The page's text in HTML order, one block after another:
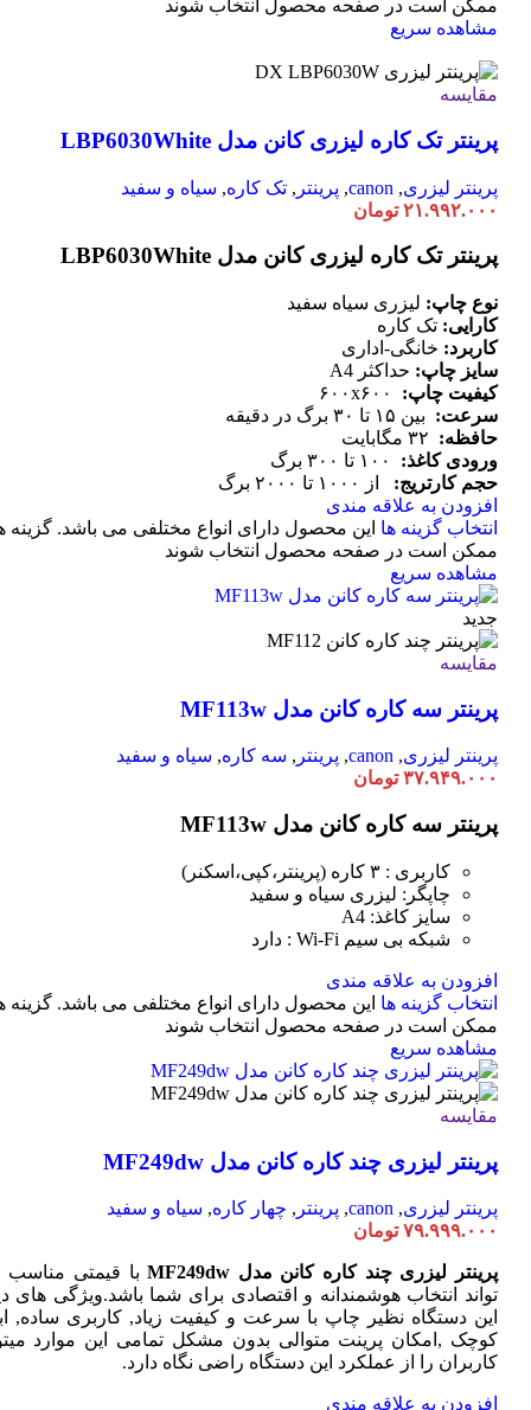
ممکن است در صفحه محصول انتخاب شوند
مشاهده سریع
مقایسه
پرینتر تک کاره لیزری کانن مدل LBP6030White
پرینتر لیزری,
canon
, پرینتر , تک کاره, سیاه و سفید
۲۱.۹۹۲.۰۰۰ تومان
پرینتر تک کاره لیزری کانن مدل LBP6030White
نوع چاپ: لیزری سیاه سفید
کارایی: تک کاره
کاربرد: خانگی-اداری
سایز چاپ: حداکثر A4
کیفیت چاپ:
۶۰۰x۶۰۰
سرعت: بین ۱۵ تا ۳۰ برگ در دقیقه
حافظه: ۳۲ مگابایت
ورودی کاغذ:
۱۰۰ تا ۳۰۰ برگ
حجم کارتریج:
از ۱۰۰۰ تا ۲۰۰۰ برگ
افزودن به علاقه مندی
انتخاب گزینه ها این محصول دارای انواع مختلفی می باشد. گزینه
ممکن است در صفحه محصول انتخاب شوند
مشاهده سریع
جدید
مقایسه
پرینتر سه کاره کانن مدل MF113w
پرینتر لیزری,
canon
, پرینتر , سه کاره, سیاه و سفید
۳۷.۹۴۹.۰۰۰ تومان
پرینتر سه کاره کانن مدل MF113w
کاربری : ۳ کاره (پرینتر،کپی،اسکنر)
چاپگر: لیزری سیاه و سفید
سایز کاغذ: A4
شبکه بی سیم Wi-Fi : دارد
افزودن به علاقه مندی
انتخاب گزینه ها این محصول دارای انواع مختلفی می باشد. گزینه
ممکن است در صفحه محصول انتخاب شوند
مشاهده سریع
مقایسه
پرینتر لیزری چند کاره کانن مدل MF249dw
پرینتر لیزری,
canon
, پرینتر , چهار کاره, سیاه و سفید
۷۹.۹۹۹.۰۰۰ تومان
پرینتر لیزری چند کاره کانن مدل MF249dw
با قیمتی
تواند انتخاب هوشمندانه و اقتصادی برای شما باشد.ویژگی های
این دستگاه نظیر چاپ با سرعت و کیفیت زیاد, کاربری ساده,
کوچک ,امکان پرینت متوالی بدون مشکل تمامی این موارد
کاربران را از عملکرد این دستگاه راضی نگاه دارد.
افزودن به علاقه مندی